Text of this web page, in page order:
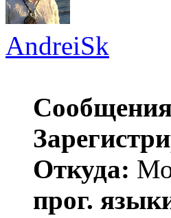
AndreiSk
Откуда:
прог.